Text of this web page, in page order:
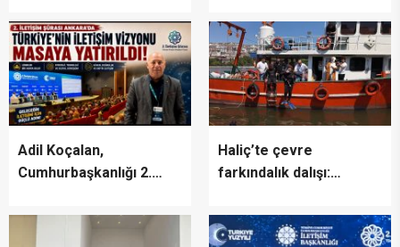
DUYGUSAL MESAJ:
“BURASI BENİM İKİNCİ
EVİM”
çınarı vefat etti
Adil Koçalan,
Cumhurbaşkanlığı 2.
Haliç’te çevre
farkındalık dalışı:
asla mümkün değil”